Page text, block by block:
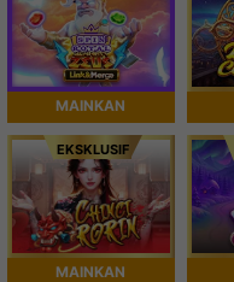
MAINKAN
EKSKLUSIF
MAINKAN